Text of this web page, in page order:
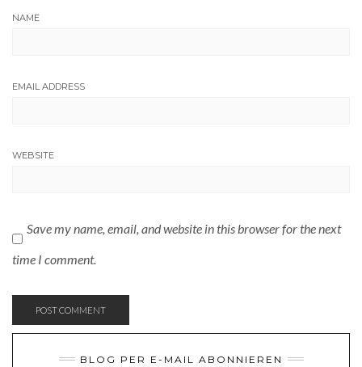
NAME
EMAIL ADDRESS
WEBSITE
Save my name, email, and website in this browser for the next
time I comment.
BLOG PER E-MAIL ABONNIEREN